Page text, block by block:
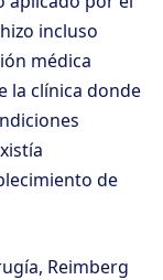
incluso
médica
la clínica donde
de
Reimberg